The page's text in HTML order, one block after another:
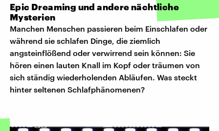
Epic Dreaming und andere nächtliche
Mysterien
Manchen Menschen passieren beim Einschlafen oder
während sie schlafen Dinge, die ziemlich
angsteinflößend oder verwirrend sein können: Sie
hören einen lauten Knall im Kopf oder träumen von
sich ständig wiederholenden Abläufen. Was steckt
hinter seltenen Schlafphänomenen?